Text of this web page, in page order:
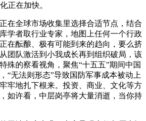
正在加快。
全球市场收集里选择合适节点，结合
学者取行业专家，地图上任何一个行政
在酝酿、极有可能到来的趋向，要么挤
团队激活到小我成长再到组织破局，该
殊的察看视角，聚焦“十五五”期间中国
“无法则形态”导致国防军事成本被动上
牢地扎下根来。投资、商业、文化等方
如许看，中层岗亭将大量消逝，当你持